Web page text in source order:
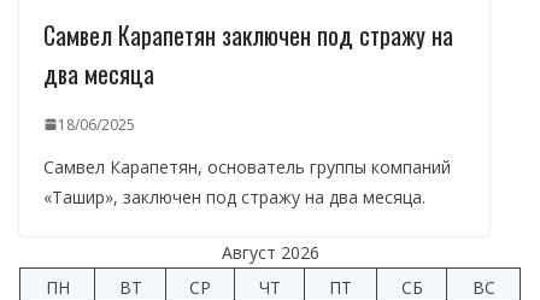
Самвел Карапетян заключен под стражу на
два месяца
18/06/2025
Самвел Карапетян, основатель группы компаний
«Ташир», заключен под стражу на два месяца.
Август 2026
ПН
ВТ СР ЧТ ПТ СБ
ВС